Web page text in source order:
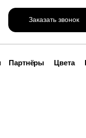
Заказать звонок
Цвета
Партнёры